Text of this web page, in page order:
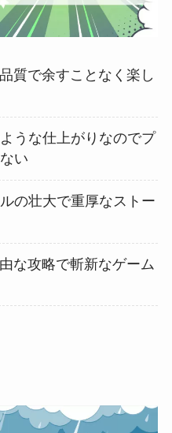
質で余すことなく楽し
うな仕上がりなのでプ
い
の壮大で重厚なストー
な攻略で斬新なゲーム